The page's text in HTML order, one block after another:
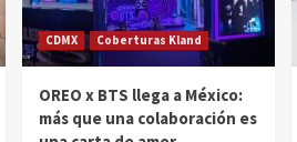
CDMX Coberturas Kland
OREO x BTS llega a México:
más que una colaboración es